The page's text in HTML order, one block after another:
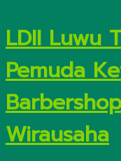
LDII Luwu
Pemuda
Wirausaha